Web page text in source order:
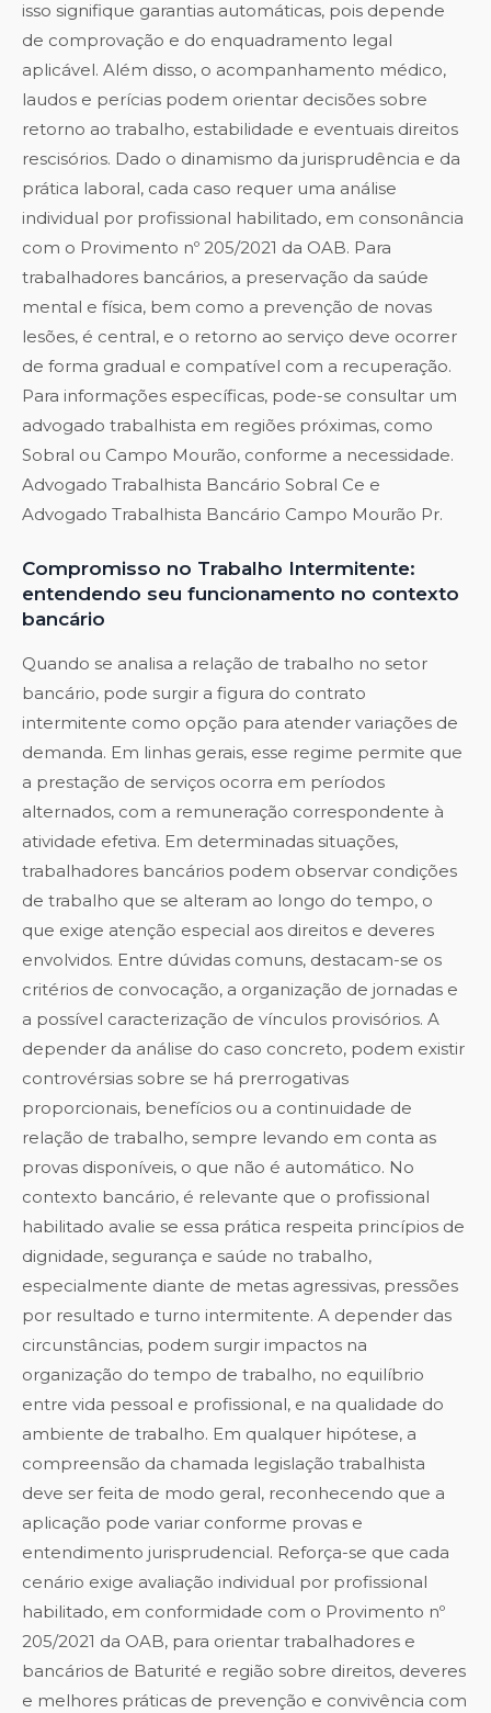
isso signifique garantias automáticas, pois depende
de comprovação e do enquadramento legal
aplicável. Além disso, o acompanhamento médico,
laudos e perícias podem orientar decisões sobre
retorno ao trabalho, estabilidade e eventuais direitos
rescisórios. Dado o dinamismo da jurisprudência e da
prática laboral, cada caso requer uma análise
individual por profissional habilitado, em consonância
com o Provimento nº 205/2021 da OAB. Para
trabalhadores bancários, a preservação da saúde
mental e física, bem como a prevenção de novas
lesões, é central, e o retorno ao serviço deve ocorrer
de forma gradual e compatível com a recuperação.
Para informações específicas, pode-se consultar um
advogado trabalhista em regiões próximas, como
Sobral ou Campo Mourão, conforme a necessidade.
Advogado Trabalhista Bancário Sobral Ce e
Advogado Trabalhista Bancário Campo Mourão Pr.
Compromisso no Trabalho Intermitente:
entendendo seu funcionamento no contexto
bancário
Quando se analisa a relação de trabalho no setor
bancário, pode surgir a figura do contrato
intermitente como opção para atender variações de
demanda. Em linhas gerais, esse regime permite que
a prestação de serviços ocorra em períodos
alternados, com a remuneração correspondente à
atividade efetiva. Em determinadas situações,
trabalhadores bancários podem observar condições
de trabalho que se alteram ao longo do tempo, o
que exige atenção especial aos direitos e deveres
envolvidos. Entre dúvidas comuns, destacam-se os
critérios de convocação, a organização de jornadas e
a possível caracterização de vínculos provisórios. A
depender da análise do caso concreto, podem existir
controvérsias sobre se há prerrogativas
proporcionais, benefícios ou a continuidade de
relação de trabalho, sempre levando em conta as
provas disponíveis, o que não é automático. No
contexto bancário, é relevante que o profissional
habilitado avalie se essa prática respeita princípios de
dignidade, segurança e saúde no trabalho,
especialmente diante de metas agressivas, pressões
por resultado e turno intermitente. A depender das
circunstâncias, podem surgir impactos na
organização do tempo de trabalho, no equilíbrio
entre vida pessoal e profissional, e na qualidade do
ambiente de trabalho. Em qualquer hipótese, a
compreensão da chamada legislação trabalhista
deve ser feita de modo geral, reconhecendo que a
aplicação pode variar conforme provas e
entendimento jurisprudencial. Reforça-se que cada
cenário exige avaliação individual por profissional
habilitado, em conformidade com o Provimento nº
205/2021 da OAB, para orientar trabalhadores e
bancários de Baturité e região sobre direitos, deveres
e melhores práticas de prevenção e convivência com